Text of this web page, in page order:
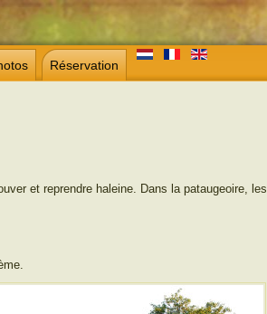
Réservation
et reprendre haleine. Dans la pataugeoire, les